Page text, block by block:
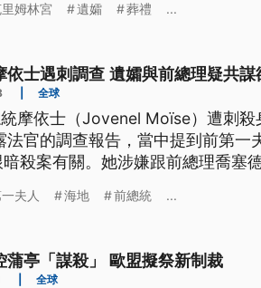
姆林宮 遺孀 葬禮 ...
依士遇刺調查 遺孀與前總理疑共謀
全球
摩依士（Jovenel Moïse）遭刺殺
法官的調查報告，當中提到前第
殺案有關。她涉嫌跟前總理喬塞
夫人 海地 前總統 ...
蒲亭「謀殺」 歐盟擬祭新制裁
全球